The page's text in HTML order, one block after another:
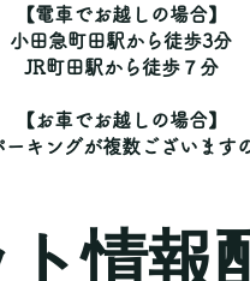
【電車でお越しの場合】
小田急町田駅から徒歩3分
JR町田駅から徒歩７分
【お車でお越しの場合】
キングが複数ございます
ト情報